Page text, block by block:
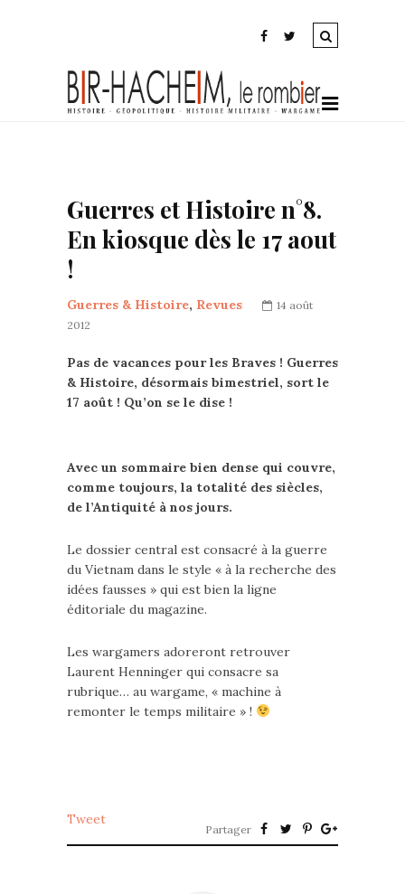
Guerres et Histoire n°8.
En kiosque dès le 17 aout
!
Guerres & Histoire, Revues
14 août
2012
Pas de vacances pour les Braves ! Guerres
& Histoire, désormais bimestriel, sort le
17 août ! Qu’on se le dise !
Avec un sommaire bien dense qui couvre,
comme toujours, la totalité des siècles,
de l’Antiquité à nos jours.
Le dossier central est consacré à la guerre
du Vietnam dans le style « à la recherche des
idées fausses » qui est bien la ligne
éditoriale du magazine.
Les wargamers adoreront retrouver
Laurent Henninger qui consacre sa
rubrique… au wargame, « machine à
remonter le temps militaire » !
Tweet
Partager